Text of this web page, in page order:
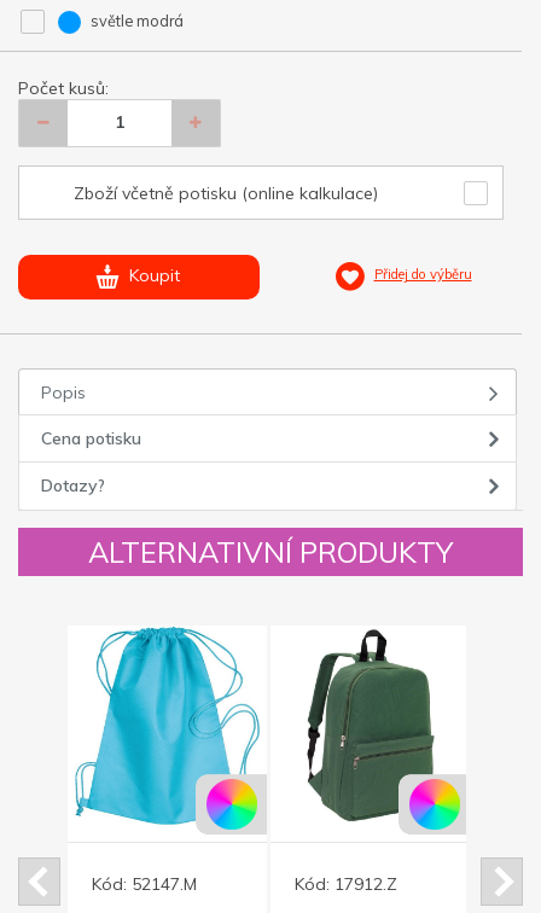
světle modrá
Počet kusů:
Zboží včetně potisku (online kalkulace)
Koupit Přidej do výběru
Popis
Cena potisku
Dotazy?
ALTERNATIVNÍ PRODUKTY
Kód: 52147.M
Kód: 17912.Z
Kód: